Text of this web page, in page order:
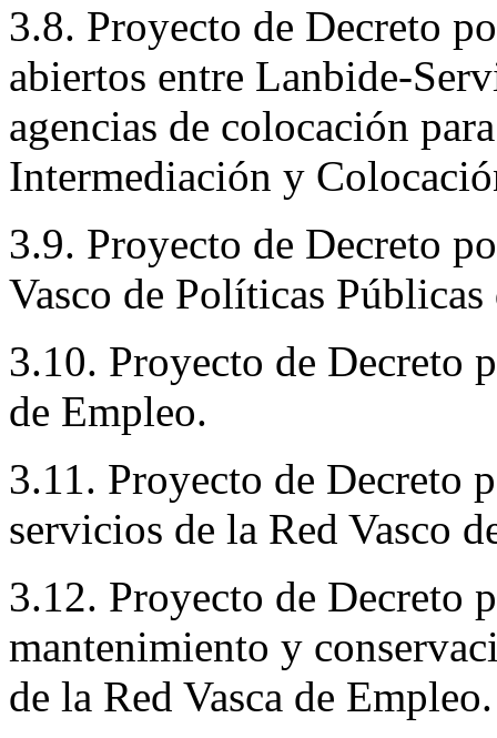
3.8. Proyecto de Decreto
abiertos entre Lanbide-
agencias de colocación
Intermediación y
3.9. Proyecto de Decreto
Vasco de Políticas
3.10. Proyecto de Decreto
de Empleo.
3.11. Proyecto de Decreto
servicios de la Red Vasco
3.12. Proyecto de Decreto
mantenimiento y
de la Red Vasca de